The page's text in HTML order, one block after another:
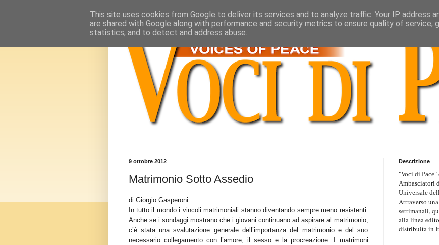
9 ottobre 2012
Matrimonio Sotto Assedio
di Giorgio Gasperoni
In tutto il mondo i vincoli matrimoniali stanno diventando sempre meno resistenti.
Anche se i sondaggi mostrano che i giovani continuano ad aspirare al matrimonio,
c’è stata una svalutazione generale dell’importanza del matrimonio e del suo
necessario collegamento con l’amore, il sesso e la procreazione. I matrimoni
Descrizione
"Voci di Pace"
Ambasciatori
Universale
Attraverso
settimanali,
alla linea
distribuita in
This site uses cookies from Google to deliver its services and to analyze traffic. Your IP address
are shared with Google along with performance and security metrics to ensure quality of service,
statistics, and to detect and address abuse.